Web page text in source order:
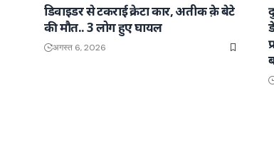
डिवाइडर से टकराई क्रेटा कार, अतीक क़े बेटे
की मौत.. 3 लोग हुए घायल
अगस्त 6, 2026